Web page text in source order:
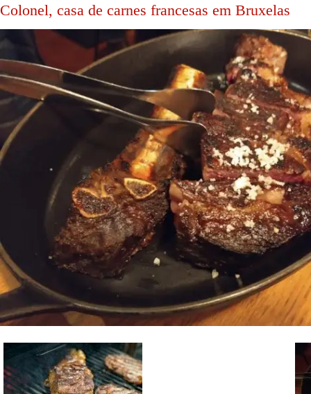
Colonel, casa de carnes francesas em Bruxelas